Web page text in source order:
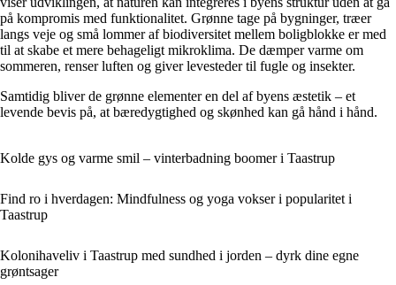
på kompromis med funktionalitet. Grønne tage på bygninger, træer
langs veje og små lommer af biodiversitet mellem boligblokke er med
til at skabe et mere behageligt mikroklima. De dæmper varme om
sommeren, renser luften og giver levesteder til fugle og insekter.
Samtidig bliver de grønne elementer en del af byens æstetik – et
levende bevis på, at bæredygtighed og skønhed kan gå hånd i hånd.
Kolde gys og varme smil – vinterbadning boomer i Taastrup
Find ro i hverdagen: Mindfulness og yoga vokser i popularitet i
Taastrup
Kolonihaveliv i Taastrup med sundhed i jorden – dyrk dine egne
grøntsager